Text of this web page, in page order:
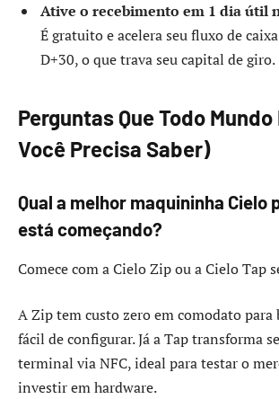
Ative o recebimento em 1 dia útil
É gratuito e acelera seu fluxo de
D+30, o que trava seu capital de giro.
Perguntas Que Todo Mundo
Você Precisa Saber)
Qual a melhor maquininha Cielo
está começando?
Comece com a Cielo Zip ou a Cielo Tap
A Zip tem custo zero em comodato para
fácil de configurar. Já a Tap transforma
terminal via NFC, ideal para testar o
investir em hardware.